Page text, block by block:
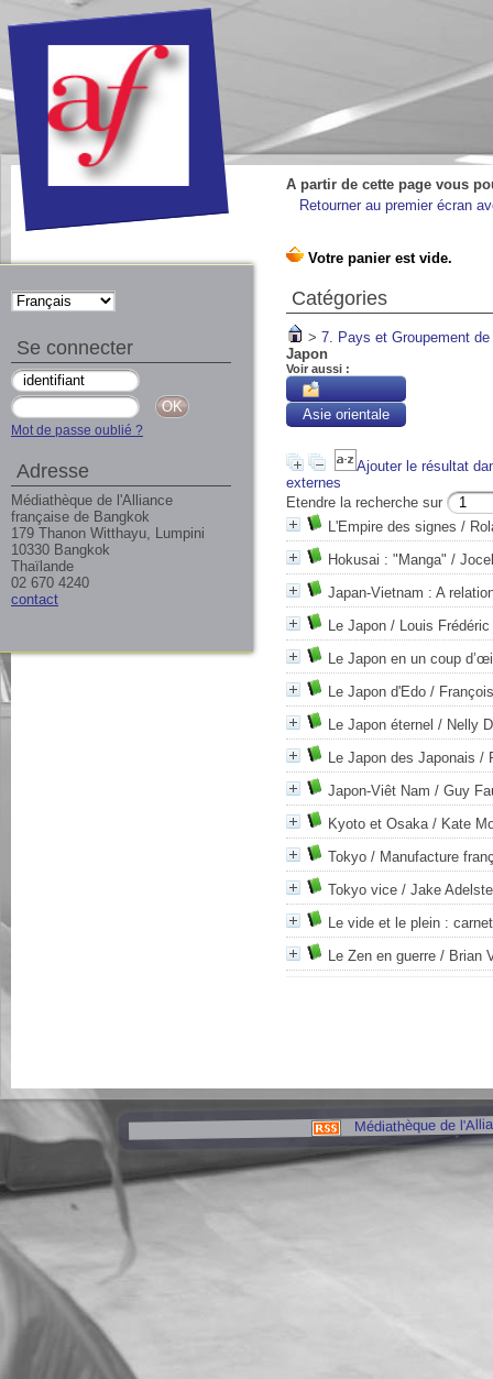
A partir de cette page vous
Retourner au premier écran
Catégories
> 7. Pays et Groupement
Japon
Voir aussi :
Asie orientale
Ajouter le résultat
externes
Etendre la recherche sur
L'Empire des signes /
Hokusai : "Manga" /
Japan-Vietnam : A
Le Japon / Louis Frédéric
Le Japon en un coup
Le Japon d'Edo /
Le Japon éternel / Nelly
Le Japon des Japonais /
Japon-Viêt Nam / Guy
Kyoto et Osaka/ Kate
Tokyo / Manufacture
Tokyo vice / Jake
Le vide et le plein :
Le Zen en guerre / Brian
Médiathèque de
Se connecter
Mot de passe oublié ?
Adresse
Médiathèque de l'Alliance
française de Bangkok
179 Thanon Witthayu, Lumpini
10330 Bangkok
Thaïlande
02 670 4240
contact